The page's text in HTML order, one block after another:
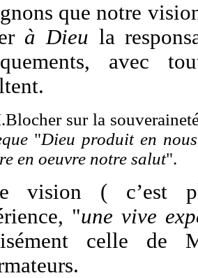
que notre
à Dieu la
avec
sur la
"Dieu produit en
en oeuvre notre salut".
vision ( c’est
"une vive
celle de